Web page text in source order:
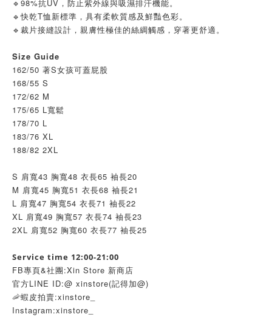
🔹98%抗UV，防止紫外線與吸濕排汗機能。
🔹快乾T恤新標準，具有柔軟質感及鮮豔色彩。
🔹裁片接縫設計，親膚性極佳的絲綢觸感，穿著更舒適。
Size Guide
162/50 著S女孩可蓋屁股
168/55 S
172/62 M
175/65 L寬鬆
178/70 L
183/76 XL
188/82 2XL
S 肩寬43 胸寬48 衣長65 袖長20
M 肩寬45 胸寬51 衣長68 袖長21
L 肩寬47 胸寬54 衣長71 袖長22
XL 肩寬49 胸寬57 衣長74 袖長23
2XL 肩寬52 胸寬60 衣長77 袖長25
Service time 12:00-21:00
FB專頁&社團:Xin Store 新商店
官方LINE ID:@ xinstore(記得加@)
🦐蝦皮拍賣:xinstore_
Instagram:xinstore_